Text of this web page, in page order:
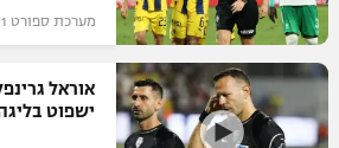
מערכת ספורט 1 | לפני 10 חודשים
אוראל
ישפוט